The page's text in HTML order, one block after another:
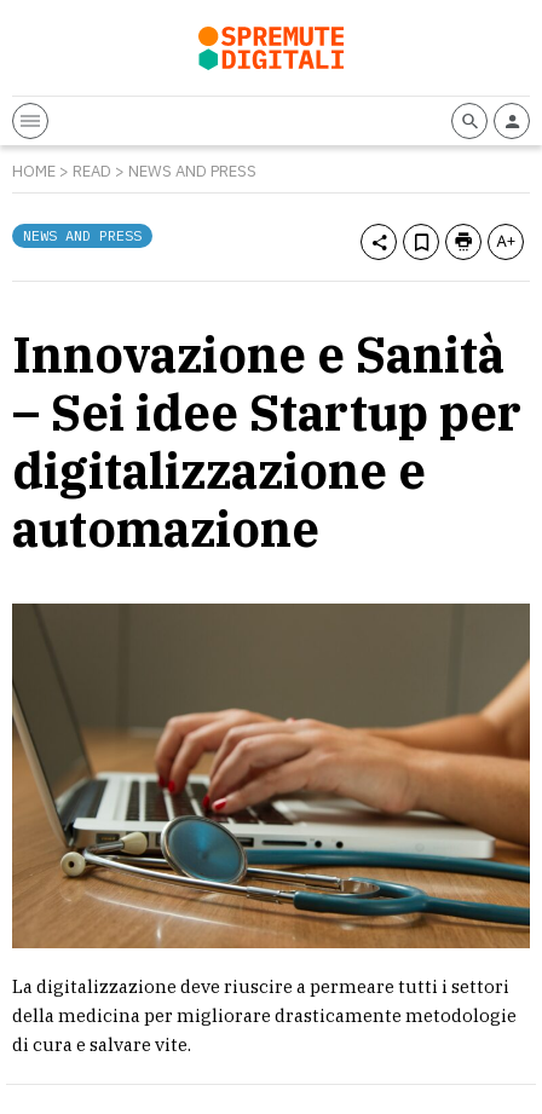
HOME > READ > NEWS AND PRESS
NEWS AND PRESS
Innovazione e Sanità
– Sei idee Startup per
digitalizzazione e
automazione
La digitalizzazione deve riuscire a permeare tutti i settori
della medicina per migliorare drasticamente metodologie
di cura e salvare vite.